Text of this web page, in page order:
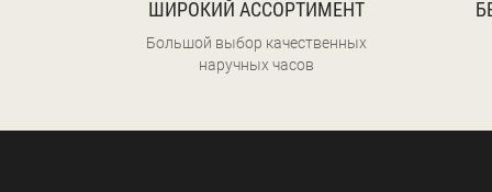
ШИРОКИЙ АССОРТИМЕНТ
Большой выбор качественных
наручных часов